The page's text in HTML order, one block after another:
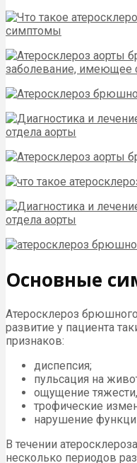
Основные
Атеросклероз
развитие у пациента
признаков:
диспепсия;
пульсация на
ощущение
трофические
нарушение
В течении
несколько периодов